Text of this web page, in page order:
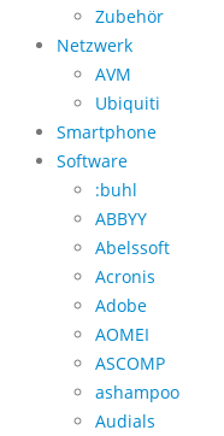
Zubehör
Netzwerk
AVM
Ubiquiti
Smartphone
Software
:buhl
ABBYY
Abelssoft
Acronis
Adobe
AOMEI
ASCOMP
ashampoo
Audials